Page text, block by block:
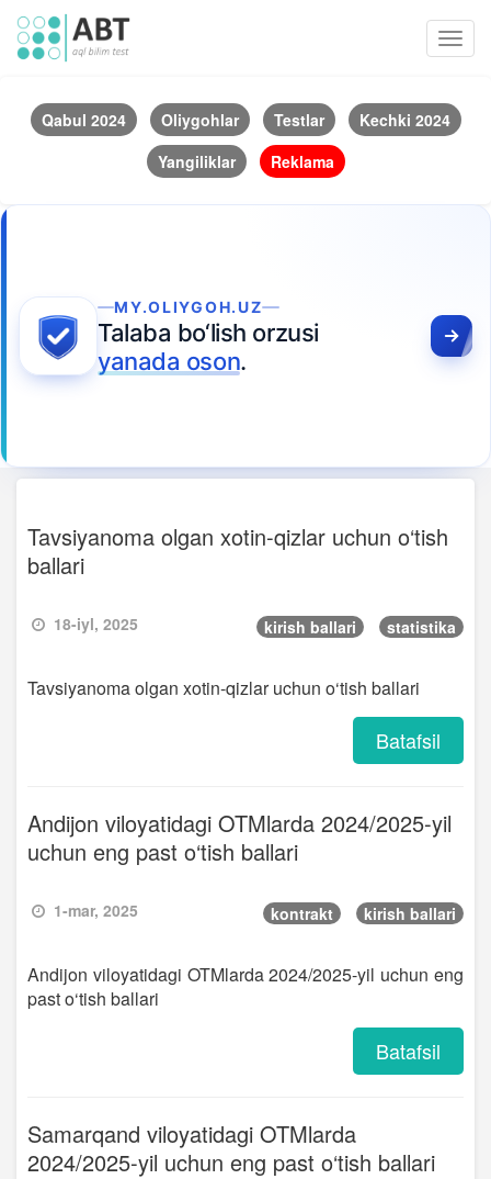
Qabul 2024 Oliygohlar Testlar
Kechki 2024
Yangiliklar
Reklama
MY.OLIYGOH.UZ
Talaba bo‘lish orzusi
yanada oson.
Tavsiyanoma olgan xotin-qizlar uchun o‘tish
ballari
18-iyl, 2025 kirish ballari statistika
Tavsiyanoma olgan xotin-qizlar uchun o‘tish ballari
Batafsil
Andijon viloyatidagi OTMlarda 2024/2025-yil
uchun eng past o‘tish ballari
1-mar, 2025 kontrakt kirish ballari
Andijon viloyatidagi OTMlarda 2024/2025-yil uchun eng
past o‘tish ballari
Batafsil
Samarqand viloyatidagi OTMlarda
2024/2025-yil uchun eng past o‘tish ballari